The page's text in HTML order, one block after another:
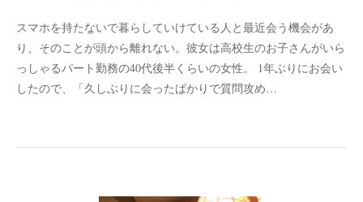
スマホを持たないで暮らしていけている人と最近会う機会があ
り、そのことが頭から離れない。彼女は高校生のお子さんがいら
っしゃるパート勤務の40代後半くらいの女性。 1年ぶりにお会い
したので、「久しぶりに会ったばかりで質問攻め…